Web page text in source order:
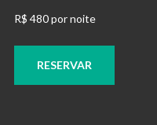
R$ 480 por noite
RESERVAR